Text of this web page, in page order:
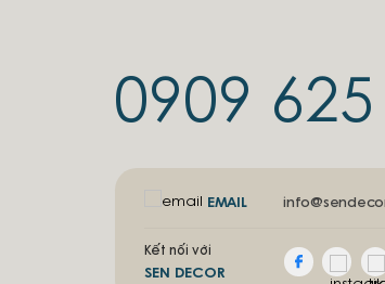
0909
EMAIL
Kết nối với
SEN DECOR